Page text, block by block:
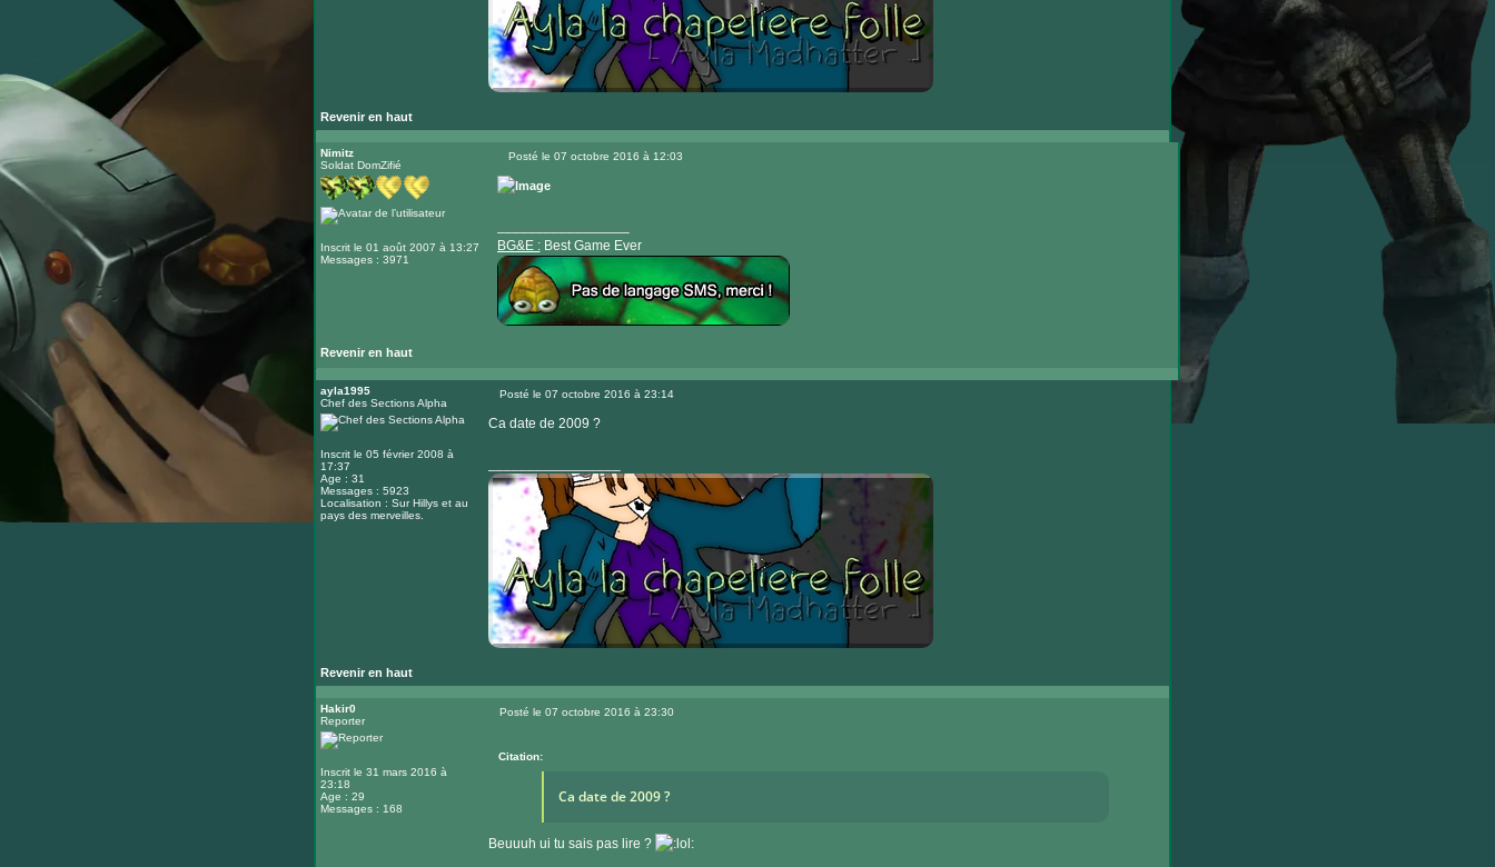
Revenir en haut
Visiter
site
Nimitz
Soldat DomZifié
Inscrit le 01 août 2007 à 13:27
Messages : 3971
Posté le 07 octobre 2016 à 12:03
BG&E :Best Game Ever
Revenir en haut
le
site
ayla1995
Chef des Sections Alpha
Inscrit le 05 février 2008 à
17:37
Age : 31
Messages : 5923
Localisation : Sur Hillys et au
pays des merveilles.
Posté le 07 octobre 2016 à 23:14
Ca date de 2009 ?
Revenir en haut
Visiter
site
Hakir0
Reporter
Inscrit le 31 mars 2016 à
23:18
Age : 29
Messages : 168
Posté le 07 octobre 2016 à 23:30
Citation:
Ca date de 2009 ?
Beuuuh ui tu sais pas lire ?